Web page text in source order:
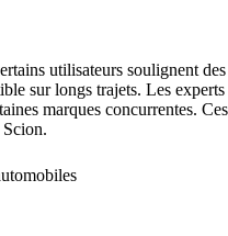
utilisateurs soulignent
sur longs trajets. Les
marques concurrentes.